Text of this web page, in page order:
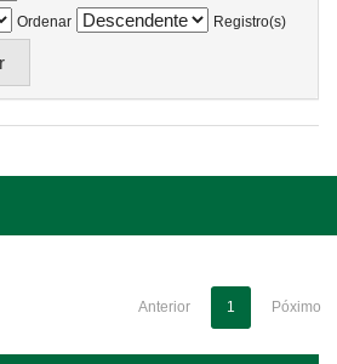
Ordenar
Registro(s)
Anterior 1 Póximo